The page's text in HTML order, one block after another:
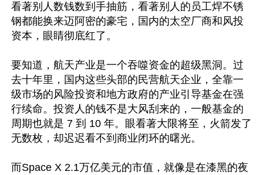
看著别人数钱数到手抽筋，看著别人的员工焊不锈
钢都能换来迈阿密的豪宅，国内的太空厂商和风投
资本，眼睛彻底红了。
要知道，航天产业是一个吞噬资金的超级黑洞。过
去十年里，国内这些头部的民营航天企业，全靠一
级市场的风险投资和地方政府的产业引导基金在强
行续命。投资人的钱不是大风刮来的，一般基金的
周期也就是 7 到 10 年。眼看著大限将至，火箭发了
无数枚，却迟迟看不到商业闭环的曙光。
而Space X 2.1万亿美元的市值，就像是在漆黑的夜